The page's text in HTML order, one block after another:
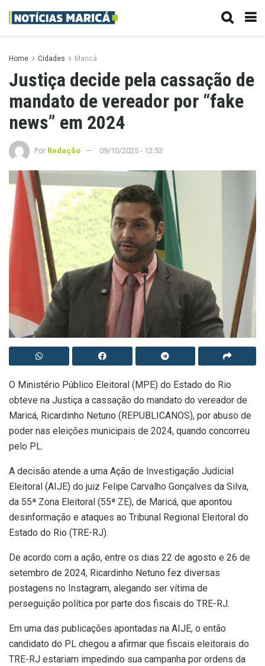
Home Cidades Maricá
Justiça decide pela cassação de
mandato de vereador por “fake
news” em 2024
Por Redação 09/10/2025 - 12:53
O Ministério Público Eleitoral (MPE) do Estado do Rio
obteve na Justiça a cassação do mandato do vereador de
Maricá, Ricardinho Netuno (REPUBLICANOS), por abuso de
poder nas eleições municipais de 2024, quando concorreu
pelo PL.
A decisão atende a uma Ação de Investigação Judicial
Eleitoral (AIJE) do juiz Felipe Carvalho Gonçalves da Silva,
da 55ª Zona Eleitoral (55ª ZE), de Maricá, que apontou
desinformação e ataques ao Tribunal Regional Eleitoral do
Estado do Rio (TRE-RJ).
De acordo com a ação, entre os dias 22 de agosto e 26 de
setembro de 2024, Ricardinho Netuno fez diversas
postagens no Instagram, alegando ser vítima de
perseguição política por parte dos fiscais do TRE-RJ.
Em uma das publicações apontadas na AIJE, o então
candidato do PL chegou a afirmar que fiscais eleitorais do
TRE-RJ estariam impedindo sua campanha por ordens da